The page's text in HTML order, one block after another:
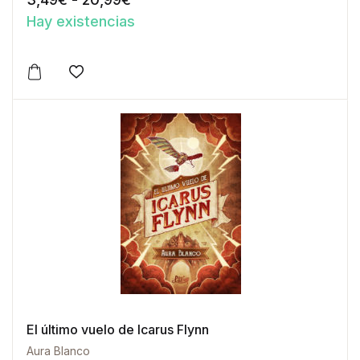
Hay existencias
Este producto tiene múltiples variantes. Las
Añadir a la lista de deseos
El último vuelo de Icarus Flynn
Aura Blanco